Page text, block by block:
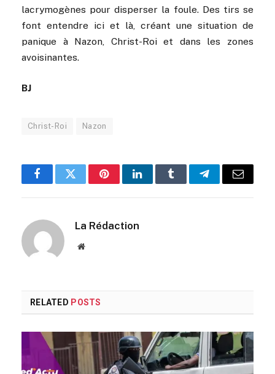
lacrymogènes pour disperser la foule. Des tirs se
font entendre ici et là, créant une situation de
panique à Nazon, Christ-Roi et dans les zones
avoisinantes.
BJ
Christ-Roi Nazon
FacebookTwitterPinterestLinkedInTumblrTelegramEmail
La Rédaction
Website
RELATED POSTS